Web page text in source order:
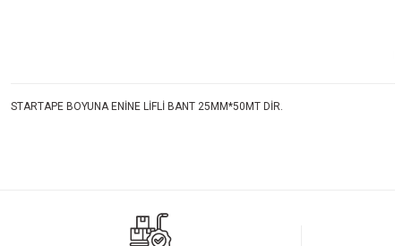
STARTAPE BOYUNA ENİNE LİFLİ BANT 25MM*50MT DİR.
Ürün resmi kalitesiz, bozuk veya görüntülenemiyor.
Ürün açıklamasında eksik bilgiler bulunuyor.